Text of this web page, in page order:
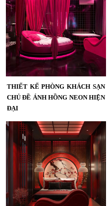
THIẾT KẾ PHÒNG KHÁCH SẠN
CHỦ ĐỀ ÁNH HỒNG NEON HIỆN
ĐẠI
Thiết Kế Phòng Khách Sạn Chủ Đề
Ánh Hồng Neon Hiện Đại – KTV
Group...